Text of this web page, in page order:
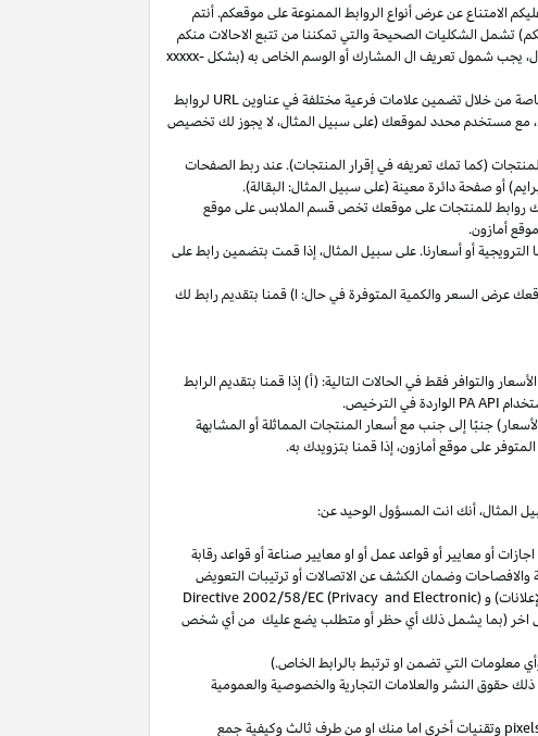
الامتناع عن عرض أنواع الروابط الممنوعة على موقعكم. أنتم
تشمل الشكليات الصحيحة والتي تمكننا من تتبع الاحالات منكم
يجب شمول تعريف ال المشارك أو الوسم الخاص به (بشكلxxxxx-
من خلال تضمين علامات فرعية مختلفة في عناوينURL لروابط
مع مستخدم محدد لموقعك (على سبيل المثال، لا يجوز لك تخصيص
(كما تمك تعريفه في إقرار المنتجات). عند ربط الصفحات
أو صفحة دائرة معينة (على سبيل المثال: البقالة).
روابط للمنتجات على موقعك تخص قسم الملابس على موقع
الترويجيةأوأسعارنا.علىسبيل المثال،إذا قمت بتضمينرابطعلى
عرض السعر والكمية المتوفرة في حال: ا) قمنا بتقديم رابط لك
والتوافر فقط في الحالات التالية: (أ) إذا قمنا بتقديم الرابط
الواردة في الترخيص.
)جنبًا إلىجنب معأسعار المنتجات المماثلةأو المشابهة
المتوفر على موقعأمازون، إذا قمنا بتزويدك به.
المثال،أنك انت المسؤول الوحيد عن:
أو معايير أو قواعد عمل أو او معايير صناعة أو قواعد رقابة
والافصاحاتوضمان الكشف عن الاتصالات أو ترتيبات التعويض
و (Directive 2002/58/EC (Privacy and Electronic
اخر (بما يشمل ذلك أي حظر أو متطلب يضع عليك من أي شخص
التي تضمن او ترتبط بالرابط الخاص.)
حقوق النشر والعلامات التجارية والخصوصية والعمومية
وتقنيات أخرى اما منك او من طرف ثالث وكيفية جمع